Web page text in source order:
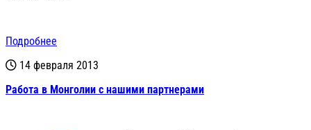
Подробнее
14 февраля 2013
Работа в Монголии с нашими партнерами